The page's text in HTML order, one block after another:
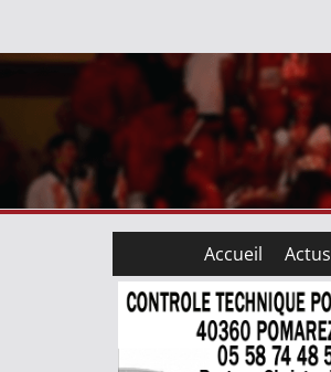
Accueil Actus